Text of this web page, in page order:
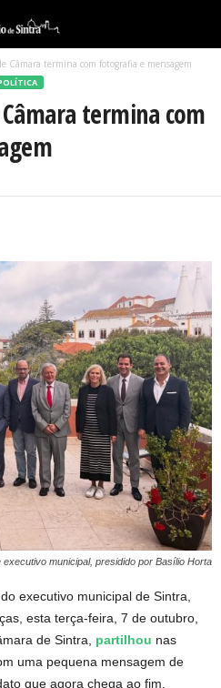
Câmara termina com fotografia e mensagem
termina com
executivo municipal, presidido por Basílio Horta
executivo municipal de Sintra,
esta terça-feira, 7 de outubro,
de Sintra, partilhou nas
uma pequena mensagem de
que agora chega ao fim.